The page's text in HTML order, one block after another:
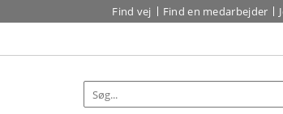
Find vej Find en medarbejder